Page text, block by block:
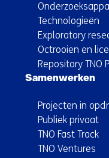
Technologieën
Exploratory
Octrooien en
Repository TNO
Samenwerken
Projecten in
Publiek privaat
TNO Fast Track
TNO Ventures